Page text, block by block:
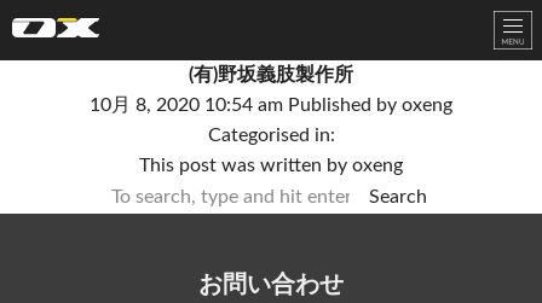
(有)野坂義肢製作所
10月 8, 2020 10:54 am Published by oxeng
Categorised in:
This post was written by oxeng
Search
お問い合わせ